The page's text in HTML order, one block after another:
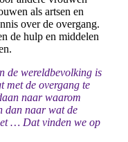
als artsen en
over de overgang.
de hulp en middelen
de wereldbevolking is
met de overgang te
naar waarom
dan naar wat de
… Dat vinden we op